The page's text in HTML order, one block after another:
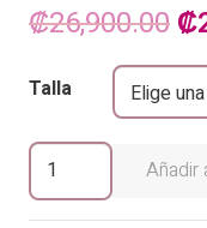
₡26,900.00 El
₡
Talla
Falda
Diamante
cantidad
Añadir